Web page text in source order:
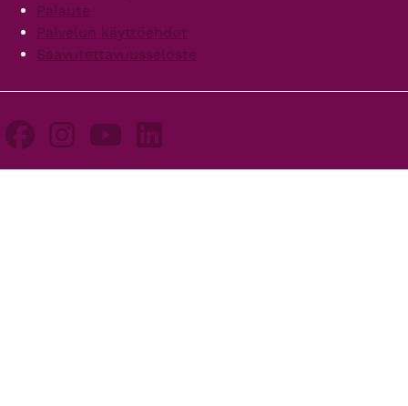
Palaute
Palvelun käyttöehdot
Saavutettavuusseloste